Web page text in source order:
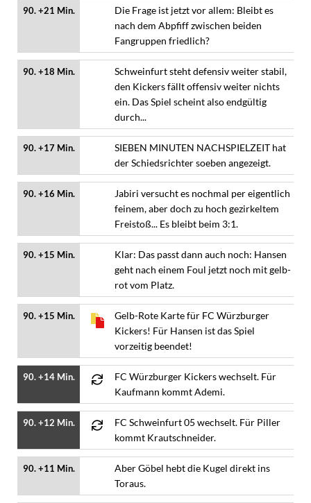
90. +21 Min.
Die Frage ist jetzt vor allem: Bleibt es
nach dem Abpfiff zwischen beiden
Fangruppen friedlich?
90. +18 Min.
Schweinfurt steht defensiv weiter stabil,
den Kickers fällt offensiv weiter nichts
ein. Das Spiel scheint also endgültig
durch...
90. +17 Min.
SIEBEN MINUTEN NACHSPIELZEIT hat
der Schiedsrichter soeben angezeigt.
90. +16 Min.
Jabiri versucht es nochmal per eigentlich
feinem, aber doch zu hoch gezirkeltem
Freistoß... Es bleibt beim 3:1.
90. +15 Min.
Klar: Das passt dann auch noch: Hansen
geht nach einem Foul jetzt noch mit gelb-
rot vom Platz.
90. +15 Min.
Gelb-Rote Karte für FC Würzburger
Kickers! Für Hansen ist das Spiel
vorzeitig beendet!
90. +14 Min.
FC Würzburger Kickers wechselt. Für
Kaufmann kommt Ademi.
90. +12 Min.
FC Schweinfurt 05 wechselt. Für Piller
kommt Krautschneider.
90. +11 Min.
Aber Göbel hebt die Kugel direkt ins
Toraus.